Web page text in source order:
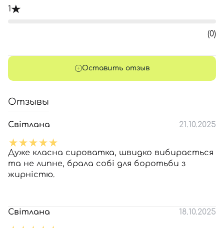
1
(0)
Оставить отзыв
Отзывы
Світлана 21.10.2025
Дуже класна сироватка, швидко вибирається
та не липне, брала собі для боротьби з
жирністю.
Світлана 18.10.2025